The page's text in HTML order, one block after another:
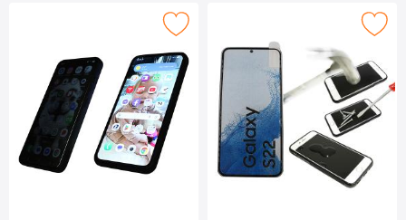
karkaistu lasi näytönsuoja Samsung Galaxy S22 5G
Merkitse full Frame Karkaistusta Lasista